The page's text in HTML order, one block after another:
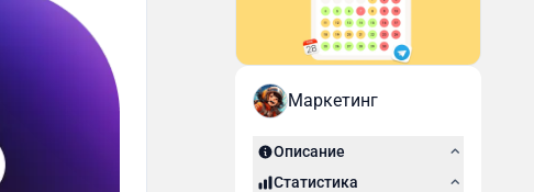
Маркетинг
Описание
Статистика